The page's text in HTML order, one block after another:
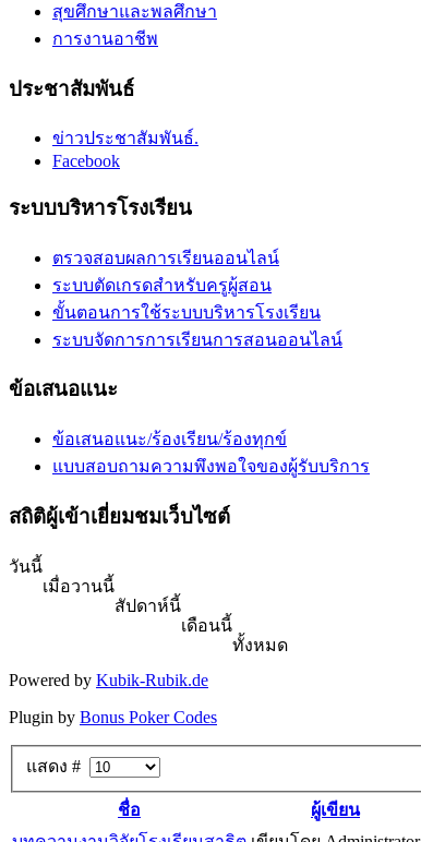
สุขศึกษาและพลศึกษา
การงานอาชีพ
ประชาสัมพันธ์
ข่าวประชาสัมพันธ์.
Facebook
ระบบบริหารโรงเรียน
ตรวจสอบผลการเรียนออนไลน์
ระบบตัดเกรดสำหรับครูผู้สอน
ขั้นตอนการใช้ระบบบริหารโรงเรียน
ระบบจัดการการเรียนการสอนออนไลน์
ข้อเสนอแนะ
ข้อเสนอแนะ/ร้องเรียน/ร้องทุกข์
แบบสอบถามความพึงพอใจของผู้รับบริการ
สถิติผู้เข้าเยี่ยมชมเว็บไซต์
วันนี้
เมื่อวานนี้
สัปดาห์นี้
เดือนนี้
ทั้งหมด
Powered by Kubik-Rubik.de
Plugin by Bonus Poker Codes
แสดง #
ชื่อ ผู้เขียน